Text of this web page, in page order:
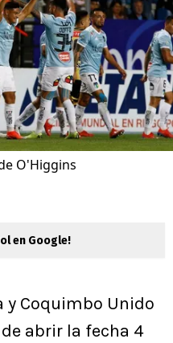
O'Higgins
en Google!
y Coquimbo Unido
abrir la fecha 4